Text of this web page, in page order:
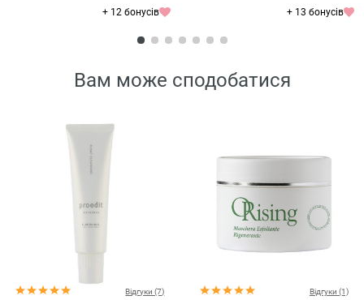
+ 12 бонусів + 13 бонусів
Вам може сподобатися
Відгуки (7) Відгуки (1)